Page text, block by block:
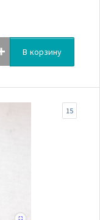
В корзину
15